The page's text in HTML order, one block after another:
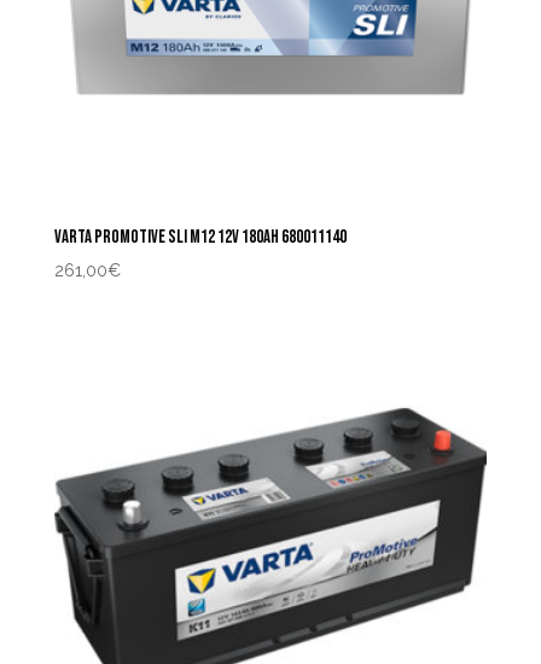
VARTA PROMOTIVE SLI M12 12V 180AH 680011140
261,00€